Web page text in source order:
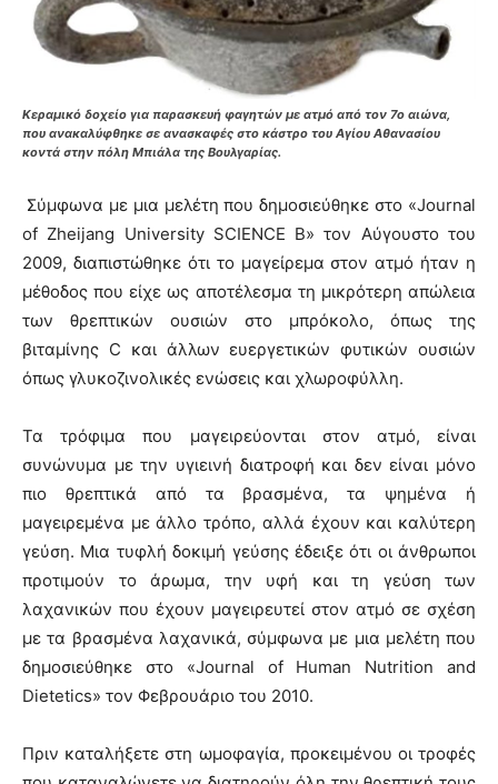
Κεραμικό δοχείο για παρασκευή φαγητών με ατμό από τον 7ο αιώνα,
που ανακαλύφθηκε σε ανασκαφές στο κάστρο του Αγίου Αθανασίου
κοντά στην πόλη Μπιάλα της Βουλγαρίας.
Σύμφωνα με μια μελέτη που δημοσιεύθηκε στο «Journal
of Zheijang University SCIENCE B» τον Αύγουστο του
2009, διαπιστώθηκε ότι το μαγείρεμα στον ατμό ήταν η
μέθοδος που είχε ως αποτέλεσμα τη μικρότερη απώλεια
των θρεπτικών ουσιών στο μπρόκολο, όπως της
βιταμίνης C και άλλων ευεργετικών φυτικών ουσιών
όπως γλυκοζινολικές ενώσεις και χλωροφύλλη.
Τα τρόφιμα που μαγειρεύονται στον ατμό, είναι
συνώνυμα με την υγιεινή διατροφή και δεν είναι μόνο
πιο θρεπτικά από τα βρασμένα, τα ψημένα ή
μαγειρεμένα με άλλο τρόπο, αλλά έχουν και καλύτερη
γεύση. Μια τυφλή δοκιμή γεύσης έδειξε ότι οι άνθρωποι
προτιμούν το άρωμα, την υφή και τη γεύση των
λαχανικών που έχουν μαγειρευτεί στον ατμό σε σχέση
με τα βρασμένα λαχανικά, σύμφωνα με μια μελέτη που
δημοσιεύθηκε στο «Journal of Human Nutrition and
Dietetics» τον Φεβρουάριο του 2010.
Πριν καταλήξετε στη ωμοφαγία, προκειμένου οι τροφές